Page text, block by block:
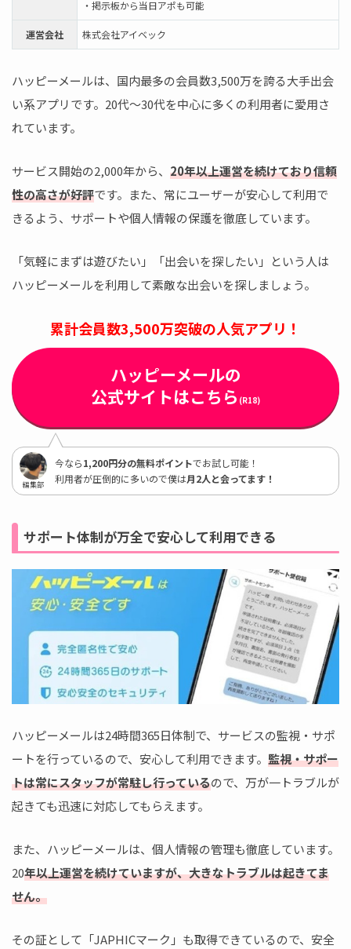
・掲示板から当日アポも可能
運営会社 株式会社アイベック
ハッピーメールは、国内最多の会員数3,500万を誇る大手出会
い系アプリです。20代～30代を中心に多くの利用者に愛用さ
れています。
サービス開始の2,000年から、 20年以上運営を続けており信頼
性の高さが好評です。また、常にユーザーが安心して利用で
きるよう、サポートや個人情報の保護を徹底しています。
「気軽にまずは遊びたい」「出会いを探したい」という人は
ハッピーメールを利用して素敵な出会いを探しましょう。
累計会員数3,500万突破の人気アプリ！
ハッピーメールの
公式サイトはこちら (R18)
編集部
今なら1,200円分の無料ポイントでお試し可能！
利用者が圧倒的に多いので僕は月2人と会ってます！
サポート体制が万全で安心して利用できる
ハッピーメールは24時間365日体制で、サービスの監視・サポ
ートを行っているので、安心して利用できます。 監視・サポー
トは常にスタッフが常駐し行っているので、万が一トラブルが
起きても迅速に対応してもらえます。
また、ハッピーメールは、個人情報の管理も徹底しています。
20年以上運営を続けていますが、大きなトラブルは起きてま
せん。
その証として「JAPHICマーク」も取得できているので、安全